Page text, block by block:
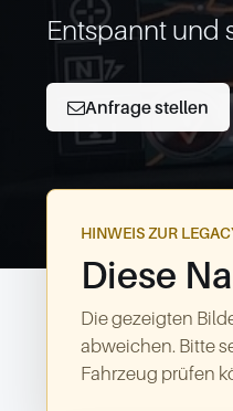
Entspannt und
Anfrage stellen
HINWEIS ZUR
Diese
Die gezeigten
abweichen. Bitte
Fahrzeug prüfen